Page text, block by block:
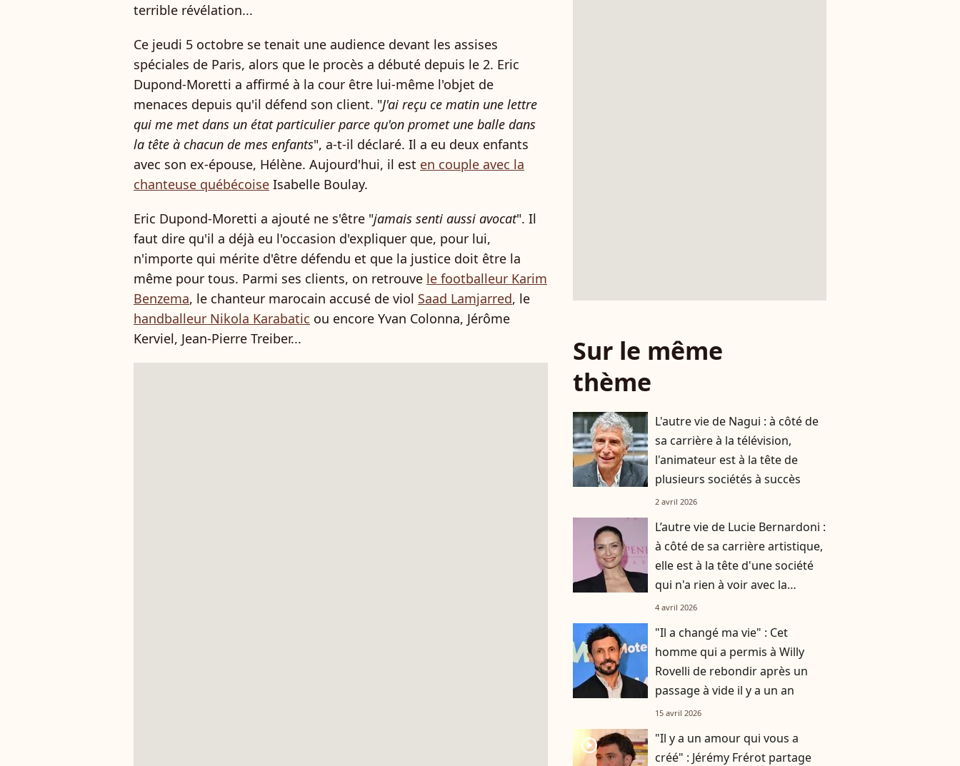
terrible révélation...
Ce jeudi 5 octobre se tenait une audience devant les assises
spéciales de Paris, alors que le procès a débuté depuis le 2. Eric
Dupond-Moretti a affirmé à la cour être lui-même l'objet de
menaces depuis qu'il défend son client. "J'ai reçu ce matin une lettre
qui me met dans un état particulier parce qu'on promet une balle dans
la tête à chacun de mes enfants", a-t-il déclaré. Il a eu deux enfants
avec son ex-épouse, Hélène. Aujourd'hui, il est en couple avec la
chanteuse québécoise Isabelle Boulay.
Eric Dupond-Moretti a ajouté ne s'être "jamais senti aussi avocat". Il
faut dire qu'il a déjà eu l'occasion d'expliquer que, pour lui,
n'importe qui mérite d'être défendu et que la justice doit être la
même pour tous. Parmi ses clients, on retrouve le footballeur Karim
Benzema, le chanteur marocain accusé de viol Saad Lamjarred, le
handballeur Nikola Karabatic ou encore Yvan Colonna, Jérôme
Kerviel, Jean-Pierre Treiber...
Sur le même
thème
L'autre vie de Nagui : à côté de
sa carrière à la télévision,
l'animateur est à la tête de
plusieurs sociétés à succès
2 avril 2026
L’autre vie de Lucie Bernardoni :
à côté de sa carrière artistique,
elle est à la tête d'une société
qui n'a rien à voir avec la
musique
4 avril 2026
"Il a changé ma vie" : Cet
homme qui a permis à Willy
Rovelli de rebondir après un
passage à vide il y a un an
15 avril 2026
player2
"Il y a un amour qui vous a
créé" : Jérémy Frérot partage